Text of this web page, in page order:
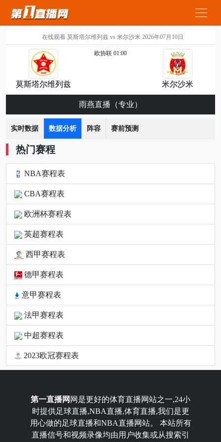
在线观看 莫斯塔尔维列兹 vs 米尔沙米 2026年07月10日
莫斯塔尔维列兹
欧协联 01:00
米尔沙米
雨燕直播（专业）
实时数据 数据分析 阵容 赛前预测
热门赛程
NBA赛程表
CBA赛程表
欧洲杯赛程表
英超赛程表
西甲赛程表
德甲赛程表
意甲赛程表
法甲赛程表
中超赛程表
2023欧冠赛程表
第一直播网 网是更好的体育直播网站之一,24小
时提供足球直播,NBA直播,体育直播,我们是更
用心做的足球直播和NBA直播网站。 本站所有
直播信号和视频录像均由用户收集或从搜索引